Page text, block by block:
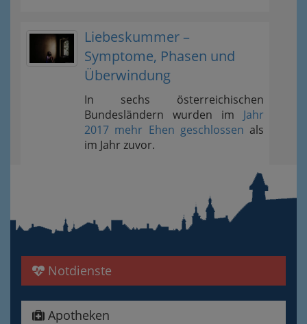
Liebeskummer –
Symptome, Phasen und
Überwindung
In sechs österreichischen
Bundesländern wurden im Jahr
2017 mehr Ehen geschlossen als
im Jahr zuvor.
Notdienste
Apotheken